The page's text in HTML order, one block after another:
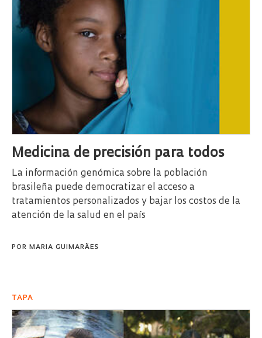
Medicina de precisión para todos
La información genómica sobre la población
brasileña puede democratizar el acceso a
tratamientos personalizados y bajar los costos de la
atención de la salud en el país
POR MARIA GUIMARÃES
TAPA